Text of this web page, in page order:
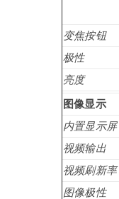
变焦按钮
极性
亮度
图像显示
内置显示屏
视频输出
视频刷新率
图像极性